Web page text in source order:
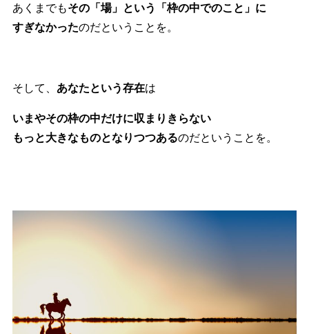
あくまでもその「場」という「枠の中でのこと」に
すぎなかったのだということを。
そして、 あなたという存在は
いまやその枠の中だけに収まりきらない
もっと大きなものとなりつつあるのだということを。